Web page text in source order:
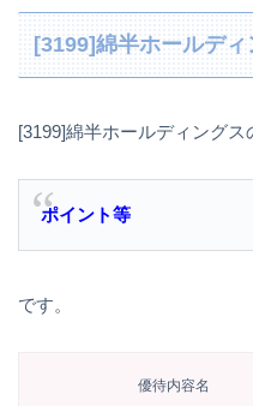
[3199]綿半ホールデ
[3199]綿半ホールディングス
ポイント等
です。
優待内容名